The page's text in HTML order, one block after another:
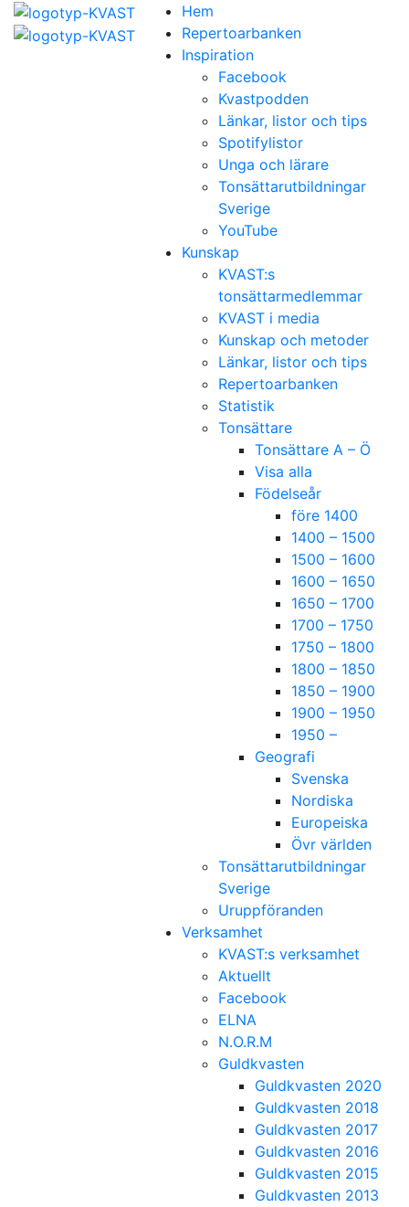
Hem
Repertoarbanken
Inspiration
Facebook
Kvastpodden
Länkar, listor och tips
Spotifylistor
Unga och lärare
Tonsättarutbildningar
Sverige
YouTube
Kunskap
KVAST:s
tonsättarmedlemmar
KVAST i media
Kunskap och metoder
Länkar, listor och tips
Repertoarbanken
Statistik
Tonsättare
Tonsättare A – Ö
Visa alla
Födelseår
före 1400
1400 – 1500
1500 – 1600
1600 – 1650
1650 – 1700
1700 – 1750
1750 – 1800
1800 – 1850
1850 – 1900
1900 – 1950
1950 –
Geografi
Svenska
Nordiska
Europeiska
Övr världen
Tonsättarutbildningar
Sverige
Uruppföranden
Verksamhet
KVAST:s verksamhet
Aktuellt
Facebook
ELNA
N.O.R.M
Guldkvasten
Guldkvasten 2020
Guldkvasten 2018
Guldkvasten 2017
Guldkvasten 2016
Guldkvasten 2015
Guldkvasten 2013